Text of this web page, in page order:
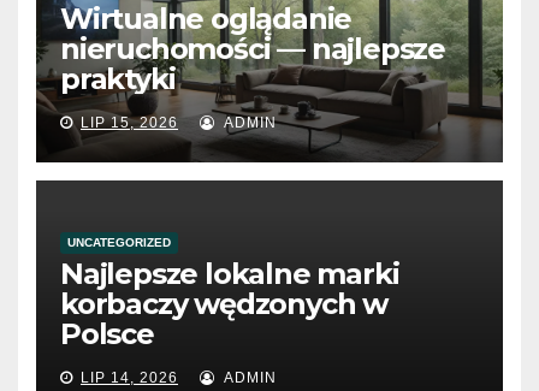
Wirtualne oglądanie
nieruchomości — najlepsze
praktyki
LIP 15, 2026 ADMIN
UNCATEGORIZED
Najlepsze lokalne marki
korbaczy wędzonych w
Polsce
LIP 14, 2026 ADMIN